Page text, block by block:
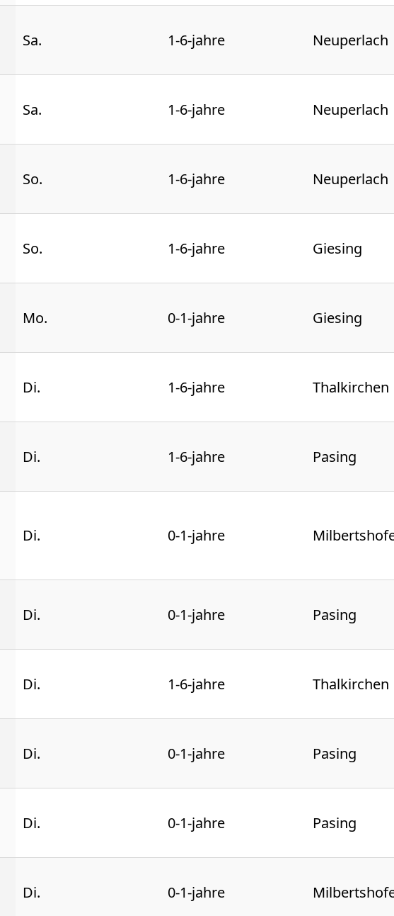
Sa. 1-6-jahre Neuperlach
Sa. 1-6-jahre Neuperlach
So. 1-6-jahre Neuperlach
So. 1-6-jahre Giesing
Mo. 0-1-jahre Giesing
Di. 1-6-jahre Thalkirchen
Di. 1-6-jahre Pasing
Di. 0-1-jahre
Di. 0-1-jahre Pasing
Di. 1-6-jahre Thalkirchen
Di. 0-1-jahre Pasing
Di. 0-1-jahre Pasing
Di. 0-1-jahre